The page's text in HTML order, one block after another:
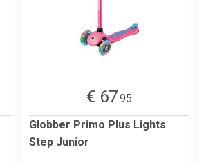
€ 67.95
Globber Primo Plus Lights
Step Junior